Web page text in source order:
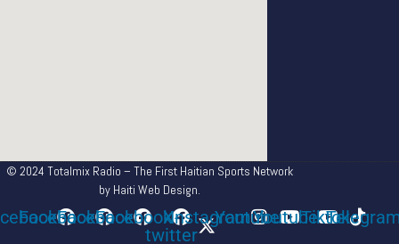
© 2024 Totalmix Radio – The First Haitian Sports Network
by Haiti Web Design.
FacebookFacebookFacebookX-
twitter
Instagram
YoutubeYoutubeTiktok